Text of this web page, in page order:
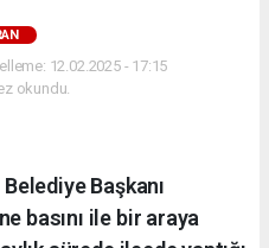
12.02.2025 - 17:15
okundu.
Başkanı
basını ile bir araya